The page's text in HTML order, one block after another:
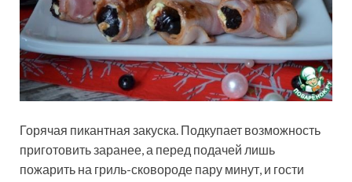
Горячая пикантная закуска. Подкупает возможность
приготовить заранее, а перед подачей лишь
пожарить на гриль-сковороде пару минут, и гости